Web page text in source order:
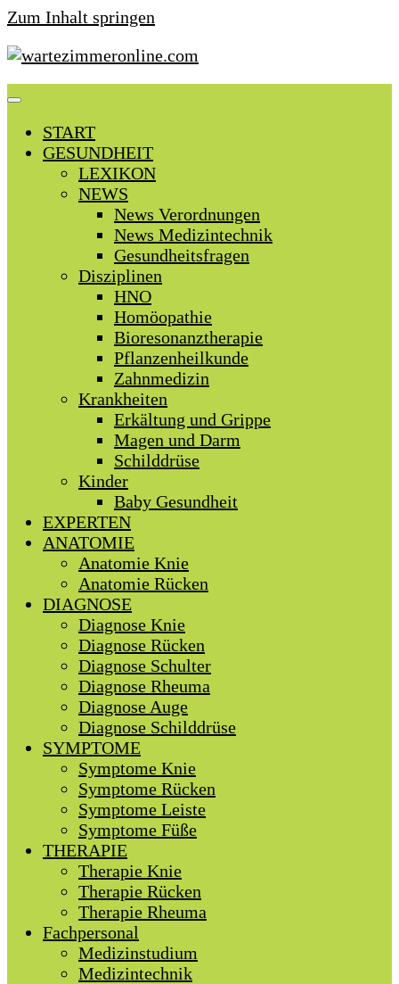
Zum Inhalt springen
START
GESUNDHEIT
LEXIKON
NEWS
News Verordnungen
News Medizintechnik
Gesundheitsfragen
Disziplinen
HNO
Homöopathie
Bioresonanztherapie
Pflanzenheilkunde
Zahnmedizin
Krankheiten
Erkältung und Grippe
Magen und Darm
Schilddrüse
Kinder
Baby Gesundheit
EXPERTEN
ANATOMIE
Anatomie Knie
Anatomie Rücken
DIAGNOSE
Diagnose Knie
Diagnose Rücken
Diagnose Schulter
Diagnose Rheuma
Diagnose Auge
Diagnose Schilddrüse
SYMPTOME
Symptome Knie
Symptome Rücken
Symptome Leiste
Symptome Füße
THERAPIE
Therapie Knie
Therapie Rücken
Therapie Rheuma
Fachpersonal
Medizinstudium
Medizintechnik